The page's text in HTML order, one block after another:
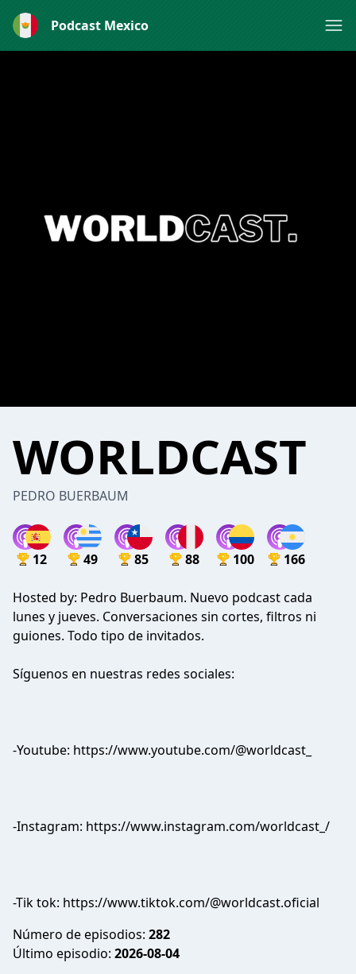
Podcast Mexico
WORLDCAST
PEDRO BUERBAUM
12 49 85 88 100 166
Hosted by: Pedro Buerbaum. Nuevo podcast cada
lunes y jueves. Conversaciones sin cortes, filtros ni
guiones. Todo tipo de invitados.
Síguenos en nuestras redes sociales:
-Youtube: ⁠https://www.youtube.com/@worldcast_⁠
-Instagram: ⁠⁠https://www.instagram.com/worldcast_/⁠⁠
-Tik tok: ⁠https://www.tiktok.com/@worldcast.oficial⁠
Número de episodios: 282
Último episodio: 2026-08-04